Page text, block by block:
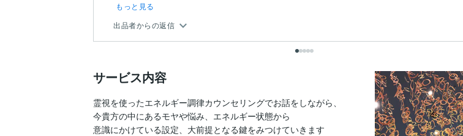
もっと見る
出品者からの返信
サービス内容
霊視を使ったエネルギー調律カウンセリングでお話をしながら、
今貴方の中にあるモヤや悩み、エネルギー状態から
意識にかけている設定、大前提となる鍵をみつけていきます